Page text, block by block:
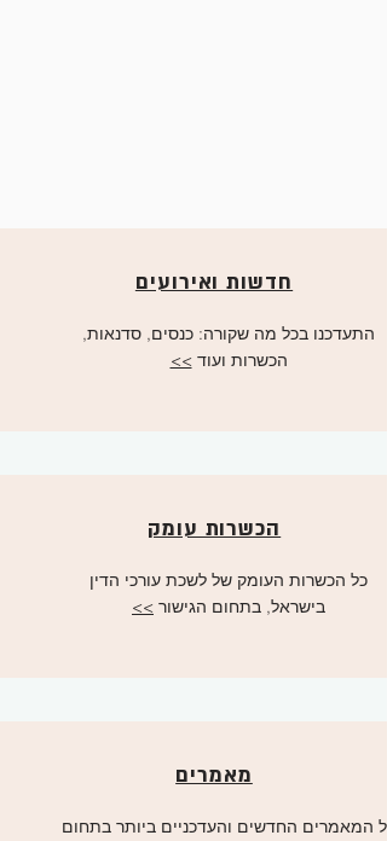
חדשות ואירועים
התעדכנו בכל מה שקורה: כנסים, סדנאות,
הכשרות ועוד >>
הכשרות עומק
כל הכשרות העומק של לשכת עורכי הדין
בישראל, בתחום הגישור >>
מאמרים
כל המאמרים החדשים והעדכניים ביותר בתחום